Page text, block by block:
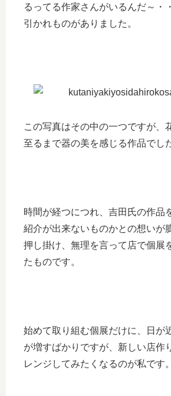
るってる作家さんがいるんだ～・
引かれものがありました。
この写真はその中の一つですが、
至るまで器の美を感じる作品でし
時間が経つにつれ、吉田氏の作品
紹介が出来ないものかとの想いが
押し掛け、無理を言って店で個展
たものです。
始めて取り組む個展だけに、日が
が増すばかりですが、新しい店作
レンジしてみたくなるのが私です。